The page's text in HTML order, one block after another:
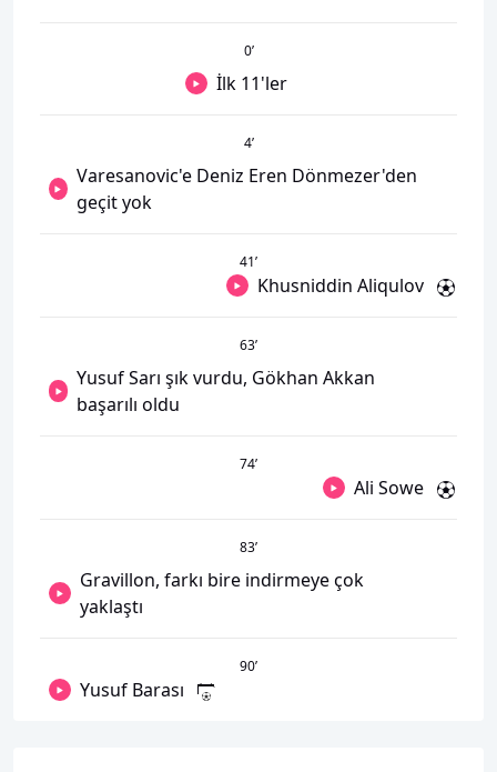
0’
İlk 11'ler
4’
Varesanovic'e Deniz Eren Dönmezer'den
geçit yok
41’
Khusniddin Aliqulov
63’
Yusuf Sarı şık vurdu, Gökhan Akkan
başarılı oldu
74’
Ali Sowe
83’
Gravillon, farkı bire indirmeye çok
yaklaştı
90’
Yusuf Barası